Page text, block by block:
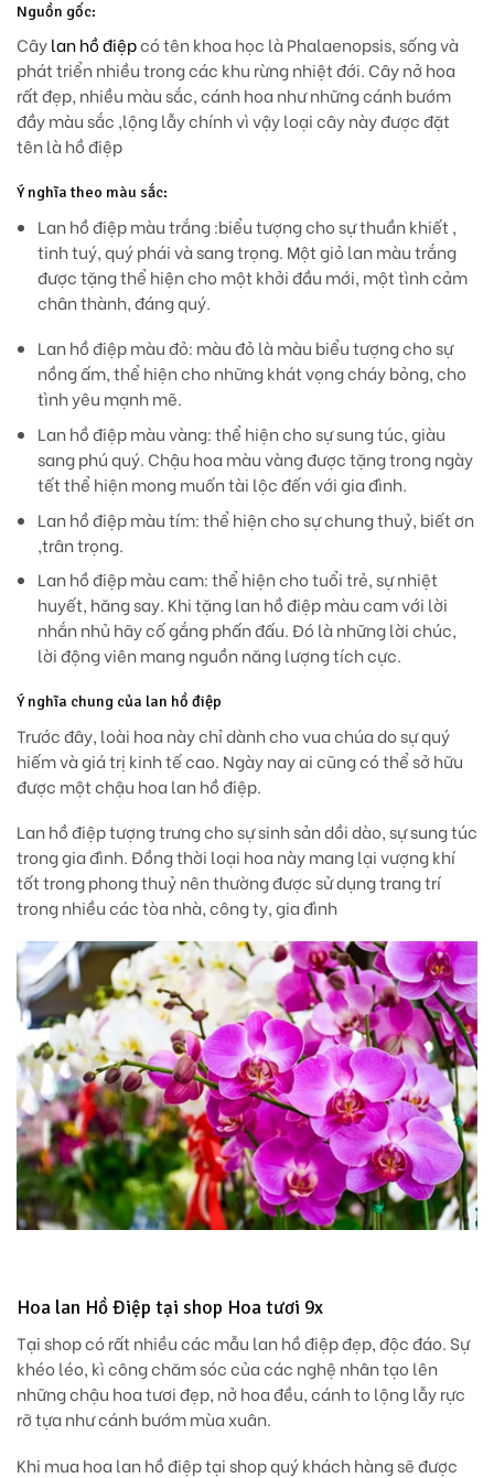
Nguồn gốc:
Câylan hồ điệpcó tên khoa học là Phalaenopsis, sống và
phát triển nhiều trong các khu rừng nhiệt đới. Cây nở hoa
rất đẹp, nhiều màu sắc, cánh hoa như những cánh bướm
đầy màu sắc ,lộng lẫy chính vì vậy loại cây này được đặt
tên là hồ điệp
Ý nghĩa theo màu sắc:
Lan hồ điệp màu trắng :biểu tượng cho sự thuần khiết ,
tinh tuý, quý phái và sang trọng. Một giỏ lan màu trắng
được tặng thể hiện cho một khởi đầu mới, một tình cảm
chân thành, đáng quý.
Lan hồ điệp màu đỏ: màu đỏ là màu biểu tượng cho sự
nồng ấm, thể hiện cho những khát vọng cháy bỏng, cho
tình yêu mạnh mẽ.
Lan hồ điệp màu vàng: thể hiện cho sự sung túc, giàu
sang phú quý. Chậu hoa màu vàng được tặng trong ngày
tết thể hiện mong muốn tài lộc đến với gia đình.
Lan hồ điệp màu tím: thể hiện cho sự chung thuỷ, biết ơn
,trân trọng.
Lan hồ điệp màu cam: thể hiện cho tuổi trẻ, sự nhiệt
huyết, hăng say. Khi tặng lan hồ điệp màu cam với lời
nhắn nhủ hãy cố gắng phấn đấu. Đó là những lời chúc,
lời động viên mang nguồn năng lượng tích cực.
Ý nghĩa chung của lan hồ điệp
Trước đây, loài hoa này chỉ dành cho vua chúa do sự quý
hiếm và giá trị kinh tế cao. Ngày nay ai cũng có thể sở hữu
được một chậu hoa lan hồ điệp.
Lan hồ điệp tượng trưng cho sự sinh sản dồi dào, sự sung túc
trong gia đình. Đồng thời loại hoa này mang lại vượng khí
tốt trong phong thuỷ nên thường được sử dụng trang trí
trong nhiều các tòa nhà, công ty, gia đình
Hoa lan Hồ Điệp tại shop Hoa tươi 9x
Tại shop có rất nhiều các mẫu lan hồ điệp đẹp, độc đáo. Sự
khéo léo, kì công chăm sóc của các nghệ nhân tạo lên
những chậu hoa tươi đẹp, nở hoa đều, cánh to lộng lẫy rực
rỡ tựa như cánh bướm mùa xuân.
Khi mua hoa lan hồ điệp tại shop quý khách hàng sẽ được